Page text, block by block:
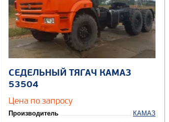
СЕДЕЛЬНЫЙ ТЯГАЧ КАМАЗ
53504
Цена по запросу
Производитель
КАМАЗ